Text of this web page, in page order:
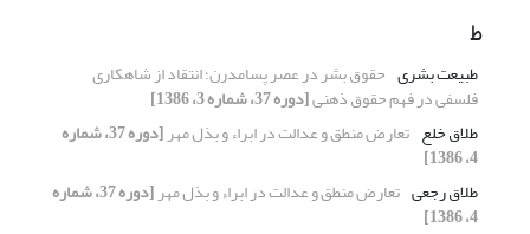
ط
طبیعت بشری حقوق بشر در عصر پسامدرن؛ انتقاد از شاهکاری
فلسفی در فهم حقوق ذهنی[دوره 37، شماره 3، 1386]
طلاق خلع تعارض منطق و عدالت در ابراء و بذل مهر [دوره 37، شماره
4، 1386]
طلاق رجعی تعارض منطق و عدالت در ابراء و بذل مهر [دوره 37، شماره
4، 1386]